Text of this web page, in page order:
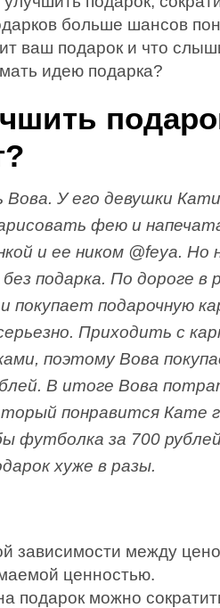
больше шансов
ваш подарок и что
идею подарка?
У его девушки
фею и
и ее ником @feya. Но
подарка. По дороге в
покупает подарочную
Приходить с
поэтому Вова
В итоге Вова
понравится Кате
футболка за 700
хуже в разы.
зависимости между
ценностью.
подарок можно